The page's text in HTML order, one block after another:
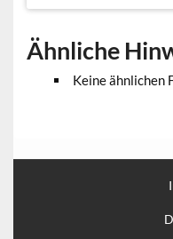
Ähnliche
Keine ähnlichen